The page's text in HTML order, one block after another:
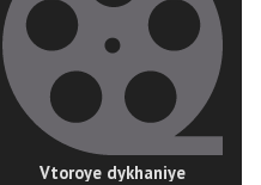
Vtoroye dykhaniye